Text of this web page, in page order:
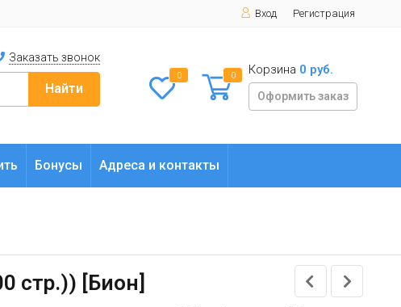
Вход Регистрация
Заказать звонок
Найти
0 0 Корзина 0 руб.
Оформить заказ
Бонусы Адреса и контакты
стр.)) [Бион]